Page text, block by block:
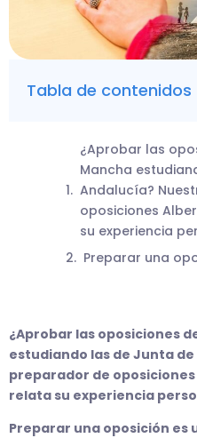
Tabla de contenidos
¿Aprobar las
Mancha
Andalucía?
oposiciones
su experiencia
Preparar una
¿Aprobar las oposiciones
estudiando las de Junta
preparador de oposiciones
relata su experiencia
Preparar una oposición es